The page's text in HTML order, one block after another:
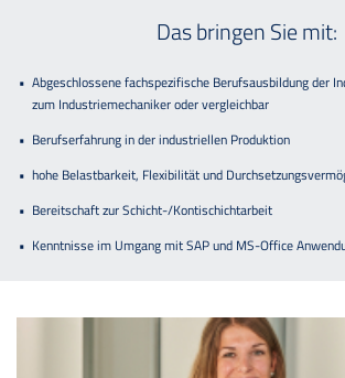
Das bringen Sie mit:
Abgeschlossene fachspezifische Berufsausbildung der
zum Industriemechaniker oder vergleichbar
Berufserfahrung in der industriellen Produktion
hohe Belastbarkeit, Flexibilität und
Bereitschaft zur Schicht-/Kontischichtarbeit
Kenntnisse im Umgang mit SAP und MS-Office